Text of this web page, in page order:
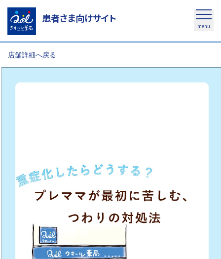
患者さま向けサイト
menu
店舗詳細へ戻る